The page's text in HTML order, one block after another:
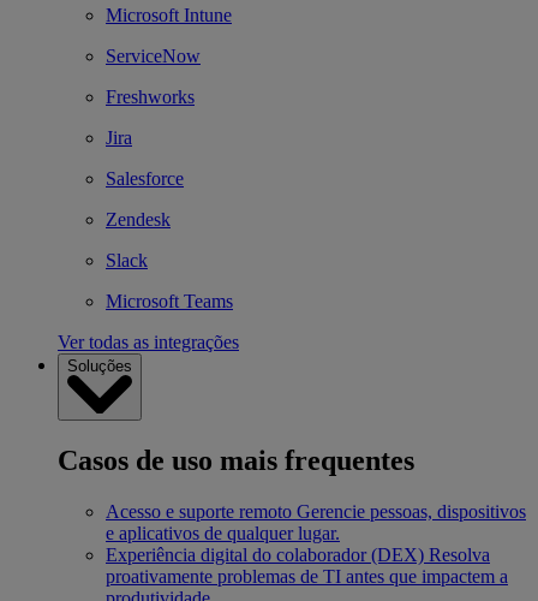
Microsoft Intune
ServiceNow
Freshworks
Jira
Salesforce
Zendesk
Slack
Microsoft Teams
Ver todas as integrações
Soluções
Casos de uso mais frequentes
Acesso e suporte remoto Gerencie pessoas, dispositivos
e aplicativos de qualquer lugar.
Experiência digital do colaborador (DEX) Resolva
proativamente problemas de TI antes que impactem a